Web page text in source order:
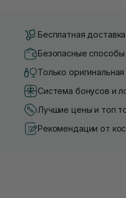
Бесплатная
Безопасные
Только
Система бонусов и
Лучшие цены и топ
Рекомендации от